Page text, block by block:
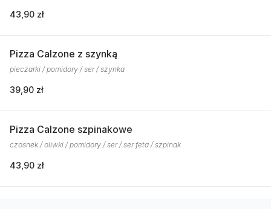
43,90 zł
Pizza Calzone z szynką
pieczarki / pomidory / ser / szynka
39,90 zł
Pizza Calzone szpinakowe
czosnek / oliwki / pomidory / ser / ser feta / szpinak
43,90 zł